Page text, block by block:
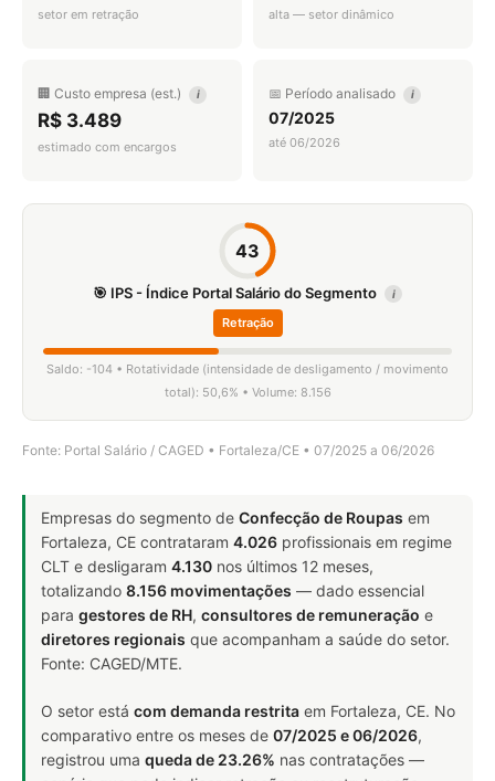
setor em retração alta — setor dinâmico
🏢 Custo empresa (est.) i
R$ 3.489
estimado com encargos
📅 Período analisado i
07/2025
até 06/2026
43
🎯 IPS - Índice Portal Salário do Segmento i
Retração
Saldo: -104 • Rotatividade (intensidade de desligamento / movimento
total): 50,6% • Volume: 8.156
Fonte: Portal Salário / CAGED • Fortaleza/CE • 07/2025 a 06/2026
Empresas do segmento de Confecção de Roupas em
Fortaleza, CE contrataram 4.026 profissionais em regime
CLT e desligaram 4.130 nos últimos 12 meses,
totalizando 8.156 movimentações — dado essencial
para gestores de RH, consultores de remuneração e
diretores regionais que acompanham a saúde do setor.
Fonte: CAGED/MTE.
O setor está com demanda restrita em Fortaleza, CE. No
comparativo entre os meses de 07/2025 e 06/2026,
registrou uma queda de 23.26% nas contratações —